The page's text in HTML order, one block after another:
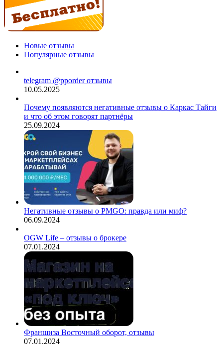
Новые отзывы
Популярные отзывы
telegram @pporder отзывы
10.05.2025
Почему появляются негативные отзывы о Каркас Тайги
и что об этом говорят партнёры
25.09.2024
Негативные отзывы о PMGO: правда или миф?
06.09.2024
OGW Life – отзывы о брокере
07.01.2024
Франшиза Восточный оборот, отзывы
07.01.2024